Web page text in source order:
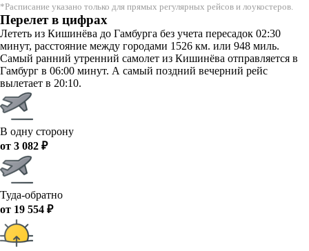
*Расписание указано только для прямых регулярных рейсов и лоукостеров.
Перелет в цифрах
Лететь из Кишинёва до Гамбурга без учета пересадок 02:30
минут, расстояние между городами 1526 км. или 948 миль.
Самый ранний утренний самолет из Кишинёва отправляется в
Гамбург в 06:00 минут. А самый поздний вечерний рейс
вылетает в 20:10.
В одну сторону
от 3 082 ₽
Туда-обратно
от 19 554 ₽